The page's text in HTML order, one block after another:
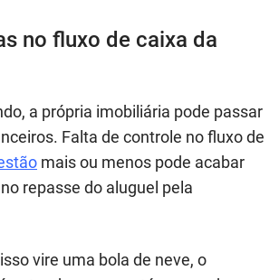
no fluxo de caixa da
a própria imobiliária pode passar
Falta de controle no fluxo de
mais ou menos pode acabar
repasse do aluguel pela
vire uma bola de neve, o